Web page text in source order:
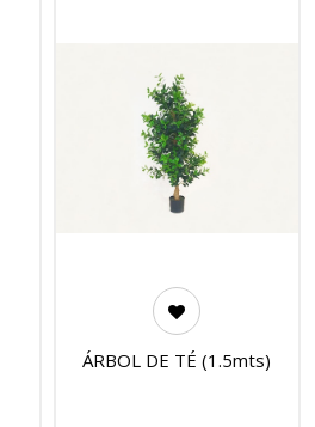
ÁRBOL DE TÉ (1.5mts)